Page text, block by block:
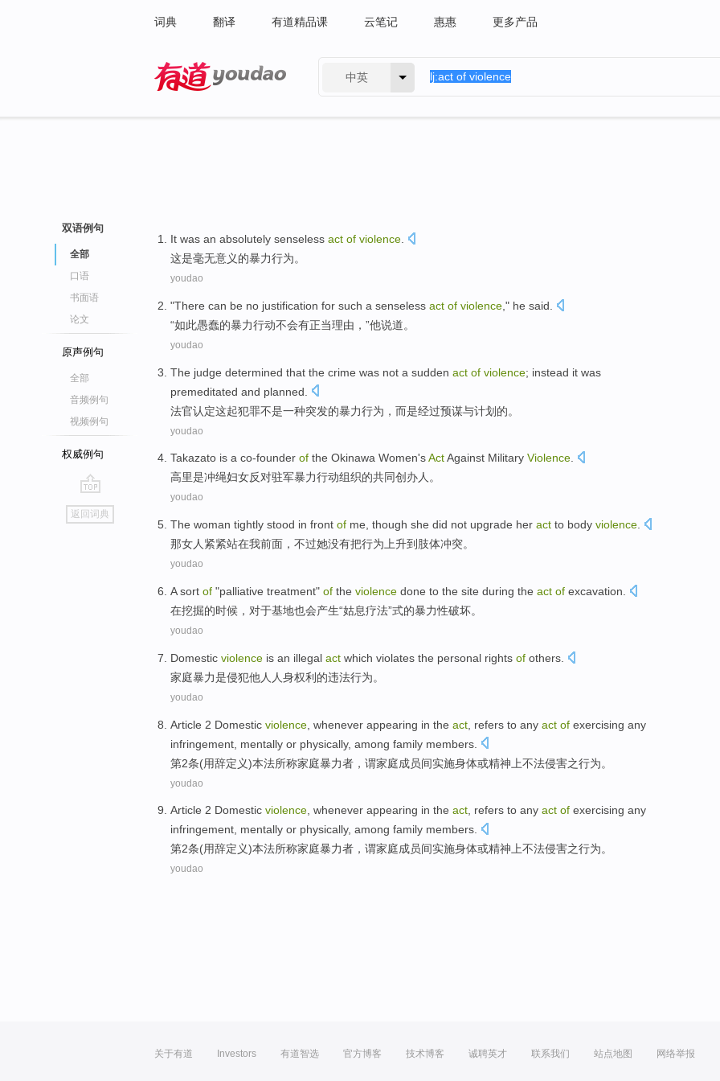
词典 翻译 有道精品课 云笔记 惠惠 更多产品
中英
双语例句
全部
口语
书面语
论文
原声例句
全部
音频例句
视频例句
权威例句
go
top
返回词典
It was an absolutely senseless act of violence
这是毫无意义的暴力行为。
youdao
"There can be no justification for such a senseless act of violence ," he said
“如此愚蠢的暴力行动不会有正当理由，”他说道。
youdao
The judge determined that the crime was not a sudden act of violence; instead it was
premeditated and planned
法官认定这起犯罪不是一种突发的暴力行为 ， 而是经过预谋与计划的。
youdao
Takazato is a co-founder of the Okinawa Women'sActAgainst Military Violence.
高里是冲绳妇女反对驻军暴力行动组织的共同创办人。
youdao
The woman tightly stood in front of me though she did not upgrade her act to body violence
那女人 紧紧站在我前面 ， 不过她没有把行为上升到 肢体冲突。
youdao
A sort of "palliative treatment" of the violence done to the site during the act of excavation.
在挖掘的时候， 对于基地也会产生“姑息疗法”式的暴力性破坏。
youdao
Domestic violence is an illegal act which violates the personal rights of others
家庭暴力是侵犯他人 人身权利 的违法行为。
youdao
Article 2 Domestic violence , whenever appearing in the act , refers to any act of exercising any
infringement mentally or physically, among family members
第2条(用辞定义)本法所称家庭暴力者，谓家庭成员间实施身体或精神 上不法侵害之行为。
youdao
Article 2 Domestic violence, whenever appearing in the act, refers to any act of exercising any
infringement, mentally or physically, among family members.
第2条(用辞定义)本法所称家庭暴力者，谓家庭成员间实施身体或精神上不法侵害之行为。
youdao
关于有道 Investors 有道智选 官方博客 技术博客 诚聘英才 联系我们 站点地图 网络举报